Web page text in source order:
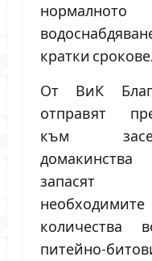
нормалното
кратки срокове.
От ВиК
отправят
към
необходимите
количества
питейно-